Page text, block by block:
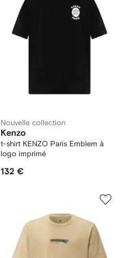
Nouvelle collection
Kenzo
t-shirt KENZO Paris Emblem à
logo imprimé
132 €